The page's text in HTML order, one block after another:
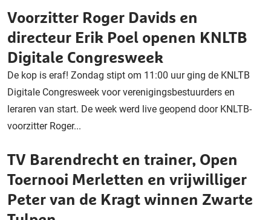
Voorzitter Roger Davids en
directeur Erik Poel openen KNLTB
Digitale Congresweek
De kop is eraf! Zondag stipt om 11:00 uur ging de KNLTB
Digitale Congresweek voor verenigingsbestuurders en
leraren van start. De week werd live geopend door KNLTB-
voorzitter Roger...
TV Barendrecht en trainer, Open
Toernooi Merletten en vrijwilliger
Peter van de Kragt winnen Zwarte